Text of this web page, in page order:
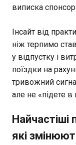
виписка
Інсайт від
ніж терпимо
у відпустку і
поїздки на
тривожний
але не «підете в
Найчастіші
які